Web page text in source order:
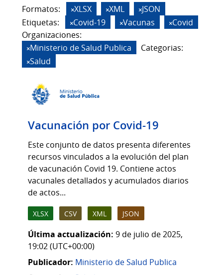
Formatos: XLSX XML
JSON
Etiquetas:
Covid-19 Vacunas
Covid
Organizaciones:
Ministerio de Salud Publica
Categorias:
Salud
Vacunación por Covid-19
Este conjunto de datos presenta diferentes
recursos vinculados a la evolución del plan
de vacunación Covid 19. Contiene actos
vacunales detallados y acumulados diarios
de actos...
XLSX CSV XML JSON
Última actualización: 9 de julio de 2025,
19:02 (UTC+00:00)
Publicador: Ministerio de Salud Publica